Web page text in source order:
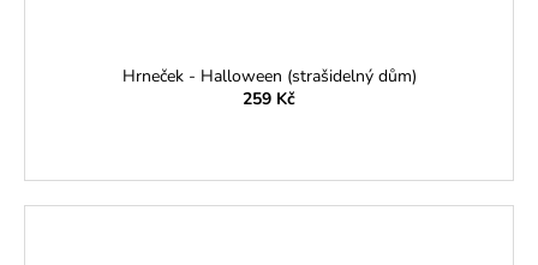
Hrneček - Halloween (strašidelný dům)
259 Kč